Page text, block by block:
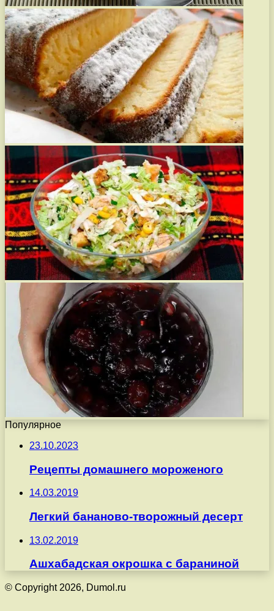
Популярное
23.10.2023
Рецепты домашнего мороженого
14.03.2019
Легкий бананово-творожный десерт
13.02.2019
Ашхабадская окрошка с бараниной
© Copyright 2026, Dumol.ru